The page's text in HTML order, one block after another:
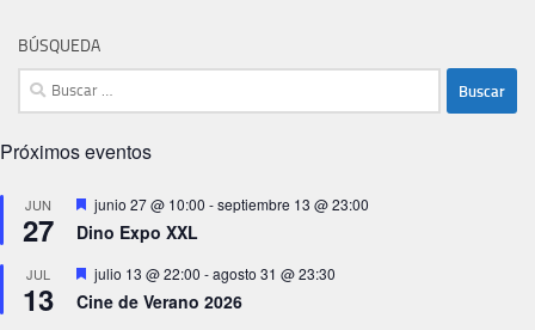
BÚSQUEDA
Buscar:
Próximos eventos
JUN
27
Destacado
junio 27 @ 10:00 -septiembre 13 @ 23:00
Dino Expo XXL
JUL
13
Destacado
julio 13 @ 22:00 -agosto 31 @ 23:30
Cine de Verano 2026